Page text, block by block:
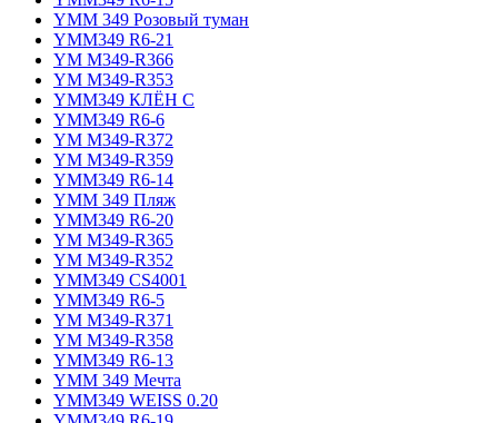
YMM 349 Розовый туман
YMM349 R6-21
YM M349-R366
YM M349-R353
YMM349 КЛЁН С
YMM349 R6-6
YM M349-R372
YM M349-R359
YMM349 R6-14
YMM 349 Пляж
YMM349 R6-20
YM M349-R365
YM M349-R352
YMM349 CS4001
YMM349 R6-5
YM M349-R371
YM M349-R358
YMM349 R6-13
YMM 349 Мечта
YMM349 WEISS 0.20